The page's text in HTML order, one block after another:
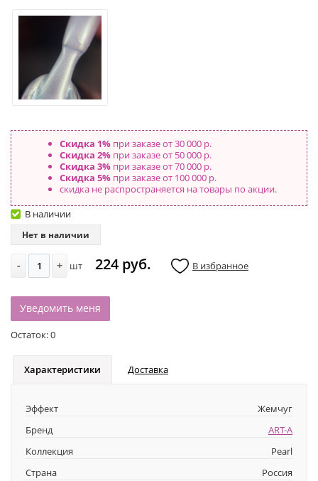
Скидка 1%при заказе от 30 000 р.
Скидка 2%при заказе от 50 000 р.
Скидка 3%при заказе от 70 000 р.
Скидка 5%при заказе от 100 000 р.
скидка не распространяется на товары по акции.
В наличии
Нет в наличии
- + шт 224 руб. В избранное
Уведомить меня
Остаток:0
Характеристики Доставка
Эффект
Жемчуг
Бренд
ART-A
Коллекция
Pearl
Страна
Россия